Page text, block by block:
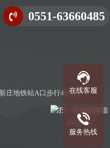
0551-63660485
庄地铁站A口步行400米)
关注我们
在线客服
服务热线